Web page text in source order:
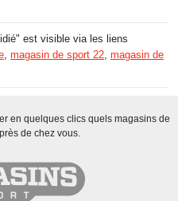
est visible via les liens
, magasin de sport 22, magasin de
en quelques clics quels magasins de
de chez vous.